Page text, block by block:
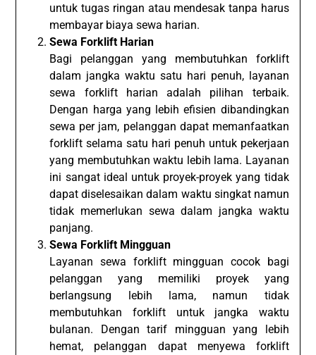
untuk tugas ringan atau mendesak tanpa harus
membayar biaya sewa harian.
Sewa Forklift Harian
Bagi pelanggan yang membutuhkan forklift
dalam jangka waktu satu hari penuh, layanan
sewa forklift harian adalah pilihan terbaik.
Dengan harga yang lebih efisien dibandingkan
sewa per jam, pelanggan dapat memanfaatkan
forklift selama satu hari penuh untuk pekerjaan
yang membutuhkan waktu lebih lama. Layanan
ini sangat ideal untuk proyek-proyek yang tidak
dapat diselesaikan dalam waktu singkat namun
tidak memerlukan sewa dalam jangka waktu
panjang.
Sewa Forklift Mingguan
Layanan sewa forklift mingguan cocok bagi
pelanggan yang memiliki proyek yang
berlangsung lebih lama, namun tidak
membutuhkan forklift untuk jangka waktu
bulanan. Dengan tarif mingguan yang lebih
hemat, pelanggan dapat menyewa forklift